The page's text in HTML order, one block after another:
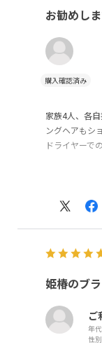
お勧めし
家族4人、各
ングヘアもシ
ドライヤーで
サラサラ。
ので、オン
姫椿のブ
ご
年
性